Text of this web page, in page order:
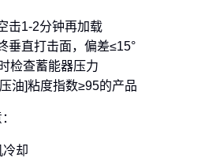
击1-2分钟再加载
垂直打击面，偏差≤15°
检查蓄能器压力
油]粘度指数≥95的产品
却